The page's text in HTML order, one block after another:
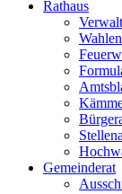
Rathaus
Wahlen
Gemeinderat